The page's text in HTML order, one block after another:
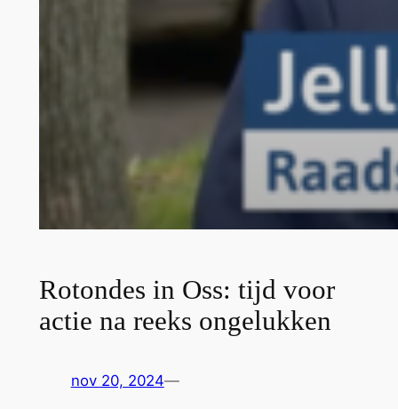
Rotondes in Oss: tijd voor
actie na reeks ongelukken
nov 20, 2024—